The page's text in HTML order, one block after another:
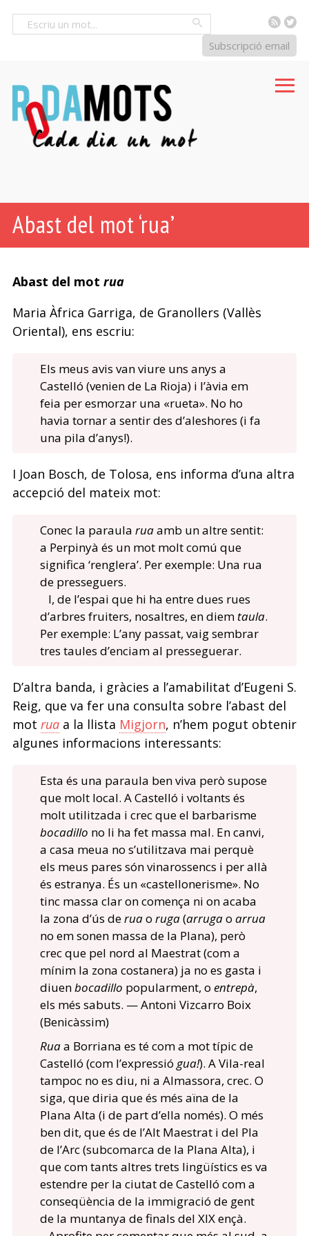
RSS
Subscripció email
Abast del mot ‘rua’
Abast del mot rua
Maria Àfrica Garriga, de Granollers (Vallès
Oriental), ens escriu:
Els meus avis van viure uns anys a
Castelló (venien de La Rioja) i l’àvia em
feia per esmorzar una «rueta». No ho
havia tornar a sentir des d’aleshores (i fa
una pila d’anys!).
I Joan Bosch, de Tolosa, ens informa d’una altra
accepció del mateix mot:
Conec la paraula ruaamb un altre sentit:
a Perpinyà és un mot molt comú que
significa ‘renglera’. Per exemple: Una rua
de presseguers.
I, de l’espai que hi ha entre dues rues
d’arbres fruiters, nosaltres, en diem taula.
Per exemple: L’any passat, vaig sembrar
tres taules d’enciam al presseguerar.
D’altra banda, i gràcies a l’amabilitat d’Eugeni S.
Reig, que va fer una consulta sobre l’abast del
mot ruaa la llista Migjorn, n’hem pogut obtenir
algunes informacions interessants:
Esta és una paraula ben viva però supose
que molt local. A Castelló i voltants és
molt utilitzada i crec que el barbarisme
bocadillo no li ha fet massa mal. En canvi,
a casa meua no s’utilitzava mai perquè
els meus pares són vinarossencs i per allà
és estranya. És un «castellonerisme». No
tinc massa clar on comença ni on acaba
la zona d’ús deruao ruga(arrugao arrua
no em sonen massa de la Plana), però
crec que pel nord al Maestrat (com a
mínim la zona costanera) ja no es gasta i
diuenbocadillo popularment, o entrepà,
els més sabuts. — Antoni Vizcarro Boix
(Benicàssim)
Ruaa Borriana es té com a mot típic de
Castelló (com l’expressió gua!). A Vila-real
tampoc no es diu, ni a Almassora, crec. O
siga, que diria que és més aïna de la
Plana Alta (i de part d’ella només). O més
ben dit, que és de l’Alt Maestrat i del Pla
de l’Arc (subcomarca de la Plana Alta), i
que com tants altres trets lingüístics es va
estendre per la ciutat de Castelló com a
conseqüència de la immigració de gent
de la muntanya de finals del XIX ençà.